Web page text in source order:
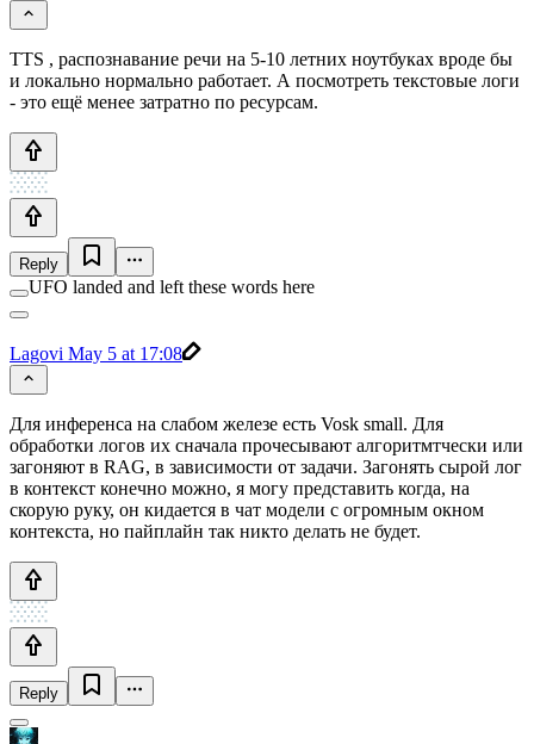
TTS , распознавание речи на 5-10 летних ноутбуках вроде бы
и локально нормально работает. А посмотреть текстовые логи
- это ещё менее затратно по ресурсам.
Reply
UFO landed and left these words here
Lagovi May 5 at 17:08
Для инференса на слабом железе есть Vosk small. Для
обработки логов их сначала прочесывают алгоритмтчески или
загоняют в RAG, в зависимости от задачи. Загонять сырой лог
в контекст конечно можно, я могу представить когда, на
скорую руку, он кидается в чат модели с огромным окном
контекста, но пайплайн так никто делать не будет.
Reply